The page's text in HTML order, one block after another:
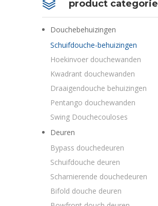
product categorie
Douchebehuizingen
Schuifdouche-behuizingen
Hoekinvoer douchewanden
Kwadrant douchewanden
Draaigendouche behuizingen
Pentango douchewanden
Swing Douchecouloses
Deuren
Bypass douchedeuren
Schuifdouche deuren
Scharnierende douchedeuren
Bifold douche deuren